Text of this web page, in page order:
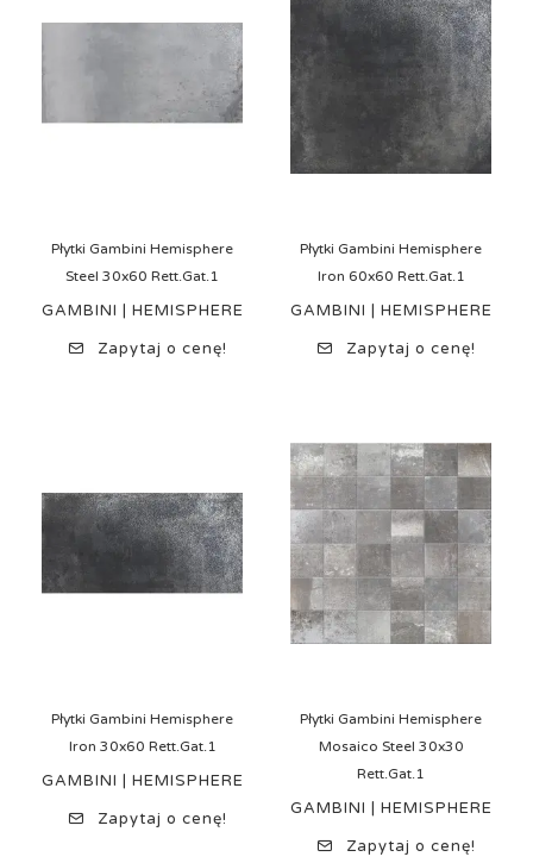
Płytki Gambini Hemisphere
Steel 30x60 Rett.Gat.1
GAMBINI | HEMISPHERE
Zapytaj o cenę!
Płytki Gambini Hemisphere
Iron 60x60 Rett.Gat.1
GAMBINI | HEMISPHERE
Zapytaj o cenę!
Płytki Gambini Hemisphere
Iron 30x60 Rett.Gat.1
GAMBINI | HEMISPHERE
Zapytaj o cenę!
Płytki Gambini Hemisphere
Mosaico Steel 30x30
Rett.Gat.1
GAMBINI | HEMISPHERE
Zapytaj o cenę!